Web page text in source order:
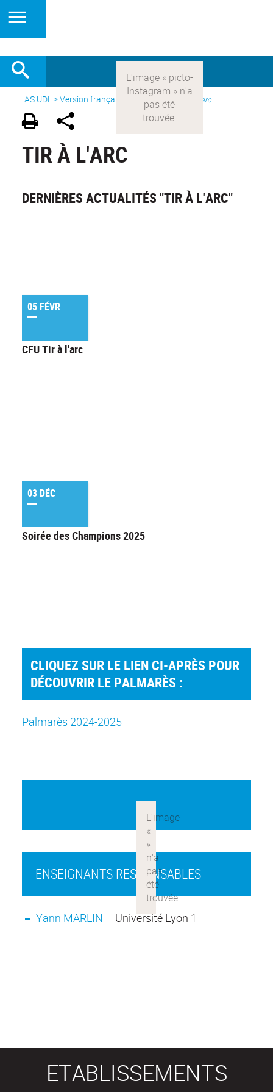
AS UDL>Version française > Les sports > Tir à l'arc
TIR À L'ARC
DERNIÈRES ACTUALITÉS "TIR À L'ARC"
05 FÉVR
CFU Tir à l'arc
03 DÉC
Soirée des Champions 2025
CLIQUEZ SUR LE LIEN CI-APRÈS POUR
DÉCOUVRIR LE PALMARÈS :
Palmarès 2024-2025
ENSEIGNANTS RESPONSABLES
Yann MARLIN – Université Lyon 1
ETABLISSEMENTS